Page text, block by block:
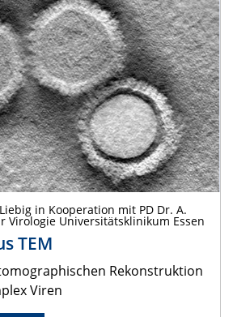
in Kooperation mit PD Dr. A.
Virologie Universitätsklinikum Essen
TEM
Rekonstruktion
Viren